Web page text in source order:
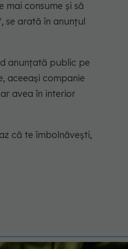
mai consume și să
se arată în anunțul
anunțată public pe
aceeași companie
avea în interior
că te îmbolnăvești,